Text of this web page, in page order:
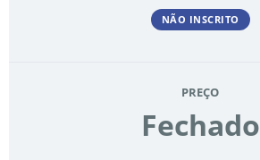
NÃO INSCRITO
PREÇO
Fechado